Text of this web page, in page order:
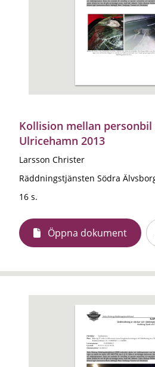
Kollision mellan personbil
Ulricehamn 2013
Larsson Christer
Räddningstjänsten Södra
16 s.
Öppna dokument